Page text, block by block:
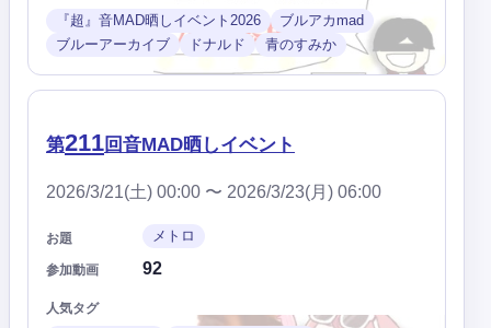
『超』音MAD晒しイベント2026
ブルアカmad
ブルーアーカイブ
ドナルド 青のすみか
第211回音MAD晒しイベント
2026/3/21(土) 00:00 〜 2026/3/23(月) 06:00
お題 メトロ
参加動画 92
人気タグ